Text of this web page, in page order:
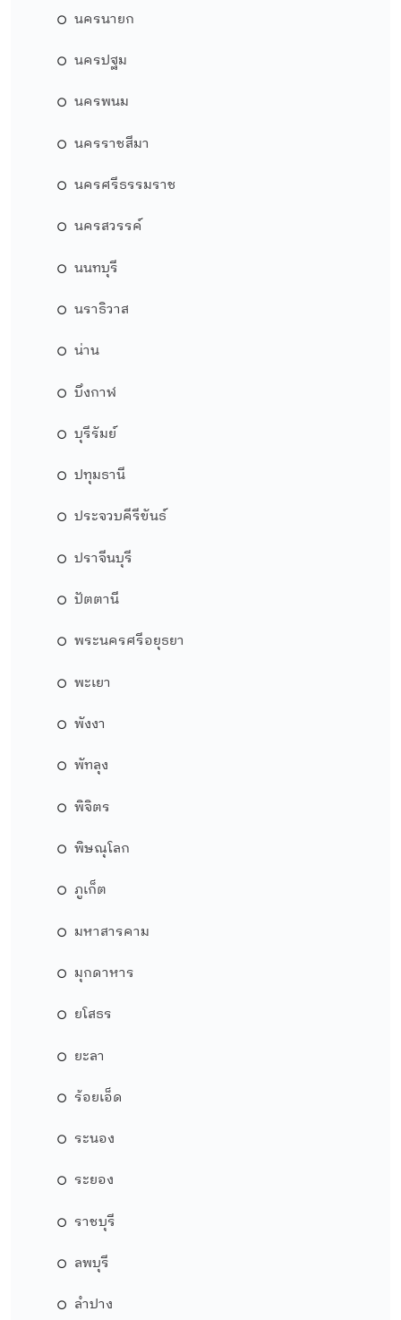
นครนายก
นครปฐม
นครพนม
นครราชสีมา
นครศรีธรรมราช
นครสวรรค์
นนทบุรี
นราธิวาส
น่าน
บึงกาฬ
บุรีรัมย์
ปทุมธานี
ประจวบคีรีขันธ์
ปราจีนบุรี
ปัตตานี
พระนครศรีอยุธยา
พะเยา
พังงา
พัทลุง
พิจิตร
พิษณุโลก
ภูเก็ต
มหาสารคาม
มุกดาหาร
ยโสธร
ยะลา
ร้อยเอ็ด
ระนอง
ระยอง
ราชบุรี
ลพบุรี
ลำปาง